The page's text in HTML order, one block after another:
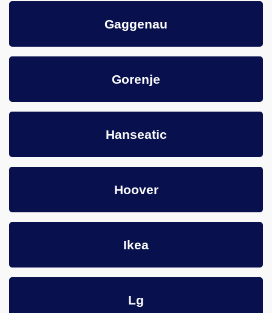
Gaggenau
Gorenje
Hanseatic
Hoover
Ikea
Lg